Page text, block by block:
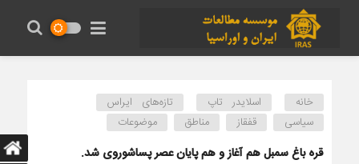
خانه اسلایدر تاپ
تازه‌های ایراس
سیاسی
قفقاز مناطق موضوعات
قره باغ سمبل هم آغاز و هم پایان عصر پساشوروی شد.